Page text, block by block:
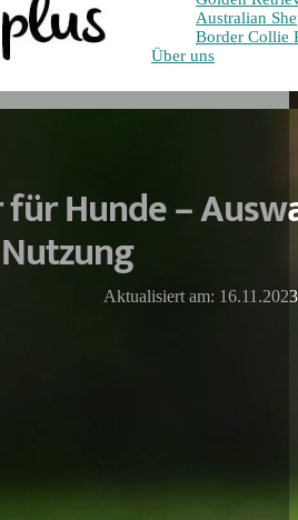
Australian
Border Collie
Über uns
für Hunde –
Aktualisiert am: 16.11.2023